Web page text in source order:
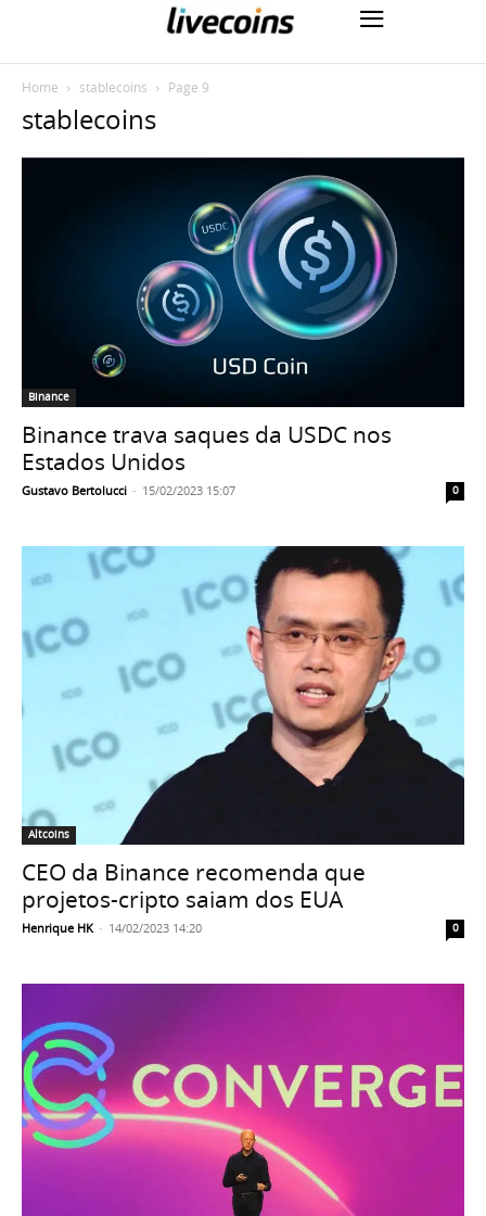
Home stablecoins Page 9
stablecoins
Binance
Binance trava saques da USDC nos
Estados Unidos
Gustavo Bertolucci - 15/02/2023 15:07 0
Altcoins
CEO da Binance recomenda que
projetos-cripto saiam dos EUA
Henrique HK - 14/02/2023 14:20 0